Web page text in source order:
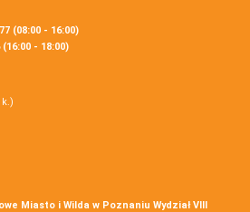
(08:00 - 16:00)
- 18:00)
k.)
Miasto i Wilda w Poznaniu Wydział VIII